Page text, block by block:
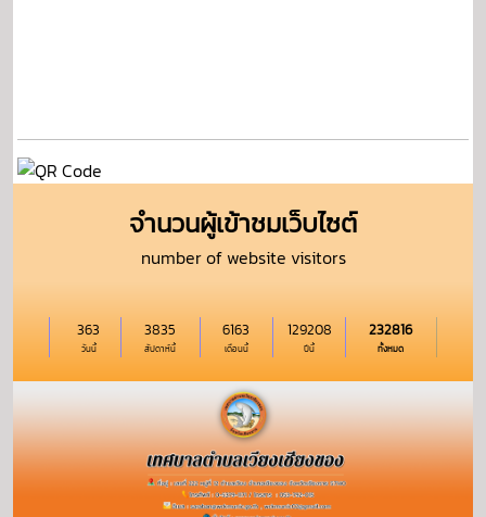
จำนวนผู้เข้าชมเว็บไซต์
number of website visitors
วันนี้
363
สัปดาห์นี้
3835
เดือนนี้
6163
ปีนี้
129208
ทั้งหมด
232816